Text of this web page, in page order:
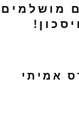
אמיתי